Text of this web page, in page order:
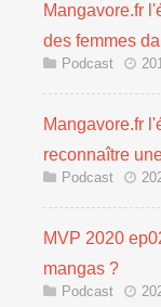
Mangavore.fr
des femmes
Podcast
Mangavore.fr
reconnaître
Podcast
MVP 2020
mangas ?
Podcast